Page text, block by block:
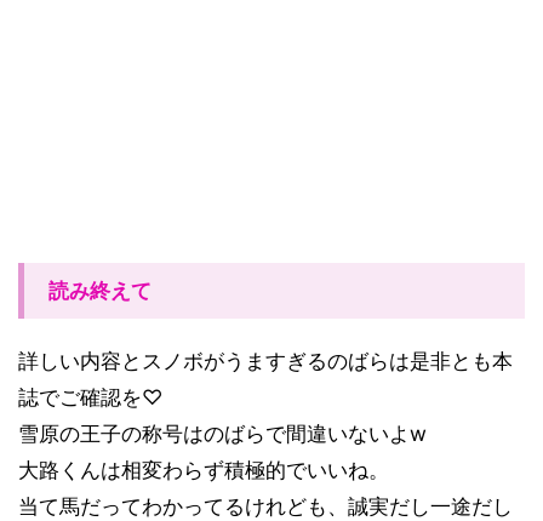
読み終えて
詳しい内容とスノボがうますぎるのばらは是非とも本
誌でご確認を♡
雪原の王子の称号はのばらで間違いないよw
大路くんは相変わらず積極的でいいね。
当て馬だってわかってるけれども、誠実だし一途だし